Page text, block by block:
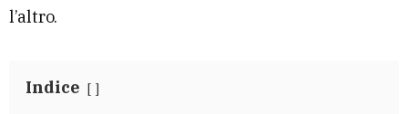
l’altro.
Indice